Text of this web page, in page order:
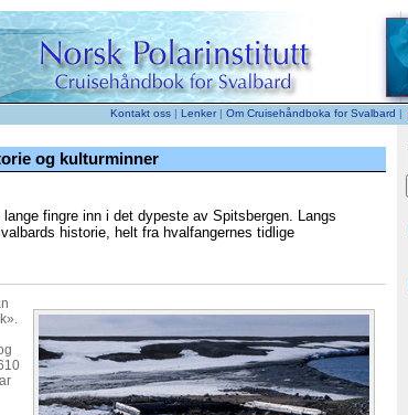
Kontakt oss | Lenker| Om Cruisehåndboka for Svalbard |
og kulturminner
fingre inn i det dypeste av Spitsbergen. Langs
historie, helt fra hvalfangernes tidlige